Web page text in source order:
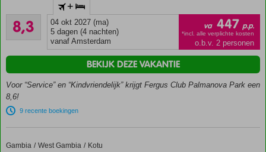
(familie)hotel
2 heerlijke
zandstranden
op
Nabij de
boulevard
Nova
8,3
Zeer goed
647
beoordelingen
+
04 okt 2027 (ma)
5 dagen (4 nachten)
vanaf Amsterdam
va 447 p.p.
*incl. alle verplichte kosten
o.b.v. 2 personen
Voor “Service” en “Kindvriendelijk” krijgt Fergus Club Palmanova Park een
8,6!
9 recente boekingen
BEKIJK DEZE VAKANTIE
Home
Gambia West Gambia Kotu
Kombo Beach